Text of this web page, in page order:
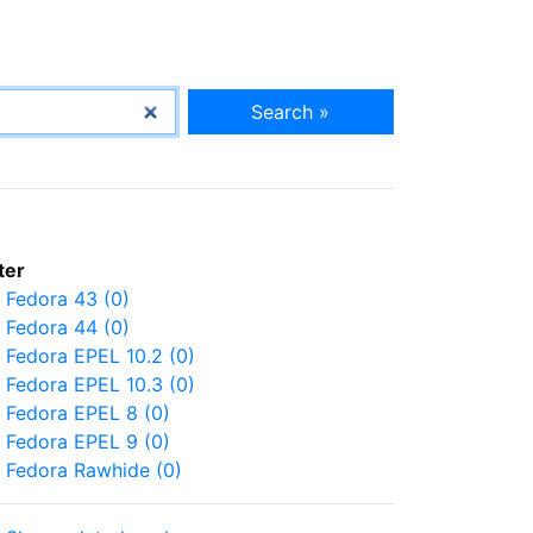
Search »
Fedora 43 (0)
Fedora 44 (0)
Fedora EPEL 10.2 (0)
Fedora EPEL 10.3 (0)
Fedora EPEL 8 (0)
Fedora EPEL 9 (0)
Fedora Rawhide (0)